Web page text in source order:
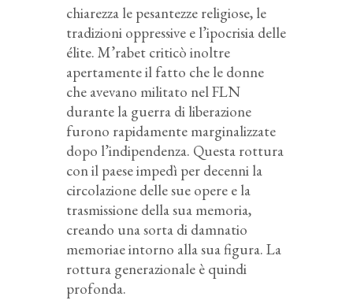
chiarezza le pesantezze religiose, le
tradizioni oppressive e l’ipocrisia delle
élite. M’rabet criticò inoltre
apertamente il fatto che le donne
che avevano militato nel FLN
durante la guerra di liberazione
furono rapidamente marginalizzate
dopo l’indipendenza. Questa rottura
con il paese impedì per decenni la
circolazione delle sue opere e la
trasmissione della sua memoria,
creando una sorta di damnatio
memoriae intorno alla sua figura. La
rottura generazionale è quindi
profonda.